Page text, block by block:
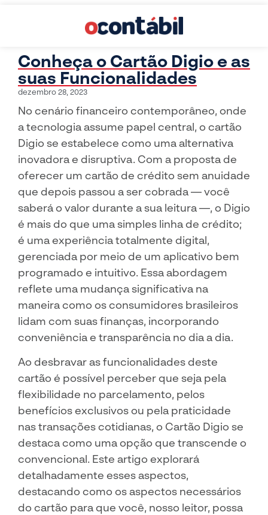
Conheça o Cartão Digio e as
suas Funcionalidades
dezembro 28, 2023
No cenário financeiro contemporâneo, onde
a tecnologia assume papel central, o cartão
Digio se estabelece como uma alternativa
inovadora e disruptiva. Com a proposta de
oferecer um cartão de crédito sem anuidade
que depois passou a ser cobrada — você
saberá o valor durante a sua leitura —, o Digio
é mais do que uma simples linha de crédito;
é uma experiência totalmente digital,
gerenciada por meio de um aplicativo bem
programado e intuitivo. Essa abordagem
reflete uma mudança significativa na
maneira como os consumidores brasileiros
lidam com suas finanças, incorporando
conveniência e transparência no dia a dia.
Ao desbravar as funcionalidades deste
cartão é possível perceber que seja pela
flexibilidade no parcelamento, pelos
benefícios exclusivos ou pela praticidade
nas transações cotidianas, o Cartão Digio se
destaca como uma opção que transcende o
convencional. Este artigo explorará
detalhadamente esses aspectos,
destacando como os aspectos necessários
do cartão para que você, nosso leitor, possa